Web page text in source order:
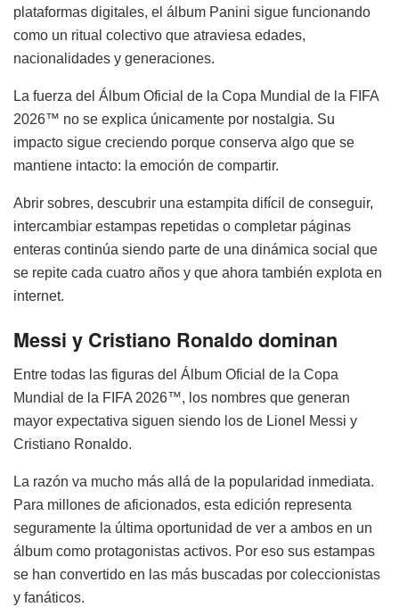
plataformas digitales, el álbum Panini sigue funcionando
como un ritual colectivo que atraviesa edades,
nacionalidades y generaciones.
La fuerza del Álbum Oficial de la Copa Mundial de la FIFA
2026™ no se explica únicamente por nostalgia. Su
impacto sigue creciendo porque conserva algo que se
mantiene intacto: la emoción de compartir.
Abrir sobres, descubrir una estampita difícil de conseguir,
intercambiar estampas repetidas o completar páginas
enteras continúa siendo parte de una dinámica social que
se repite cada cuatro años y que ahora también explota en
internet.
Messi y Cristiano Ronaldo dominan
Entre todas las figuras del Álbum Oficial de la Copa
Mundial de la FIFA 2026™, los nombres que generan
mayor expectativa siguen siendo los de Lionel Messi y
Cristiano Ronaldo.
La razón va mucho más allá de la popularidad inmediata.
Para millones de aficionados, esta edición representa
seguramente la última oportunidad de ver a ambos en un
álbum como protagonistas activos. Por eso sus estampas
se han convertido en las más buscadas por coleccionistas
y fanáticos.